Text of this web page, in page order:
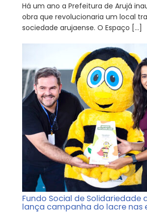
Há um ano a Prefeitura de Arujá
obra que revolucionaria um local
sociedade arujaense. O Espaço […]
Fundo Social de Solidariedade
lança campanha do lacre nas